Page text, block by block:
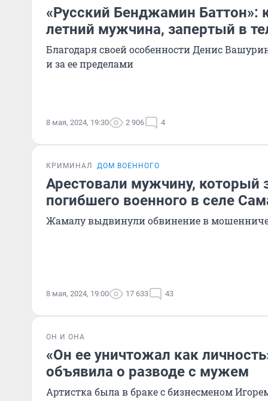
«Русский Бенджамин Баттон»:
летний мужчина, запертый в
Благодаря своей особенности Денис
и за ее пределами
8 мая, 2024, 19:30 2 906 4
КРИМИНАЛ ДОМ ВОЕННОГО
Арестовали мужчину, который
погибшего военного в селе
Жамалу выдвинули обвинение в
8 мая, 2024, 19:00 17 633 43
ОН И ОНА
«Он ее уничтожал как
объявила о разводе с мужем
Артистка была в браке с бизнесменом